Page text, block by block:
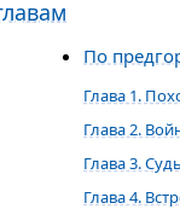
По
Глава 1.
Глава 2.
Глава 3.
Глава 4.